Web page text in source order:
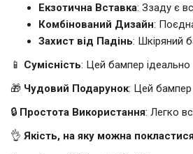
Екзотична Вставка: Ззаду є
Комбінований Дизайн:
Захист від Падінь: Шкіряний
📱 Сумісність: Цей бампер ідеально
🎁 Чудовий Подарунок: Цей бампер
🔒 Простота Використання: Легко
👌 Якість, на яку можна